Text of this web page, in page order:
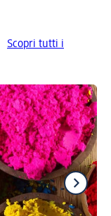
Scopri tutti i